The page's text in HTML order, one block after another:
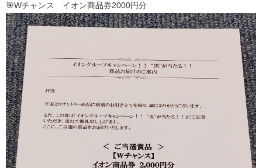
🎯Wチャンス イオン商品券2000円分